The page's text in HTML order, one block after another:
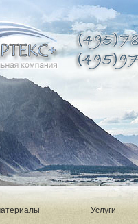
Услуги